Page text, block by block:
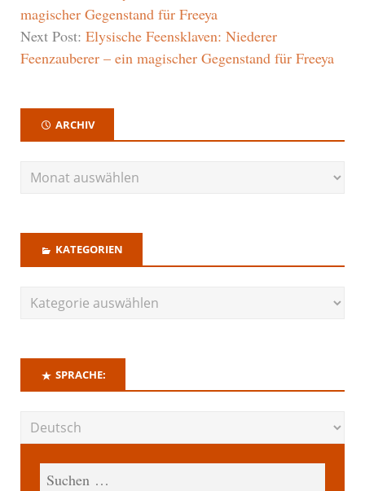
magischer Gegenstand für Freeya
Next Post: Elysische Feensklaven: Niederer
Feenzauberer – ein magischer Gegenstand für Freeya
ARCHIV
KATEGORIEN
SPRACHE: